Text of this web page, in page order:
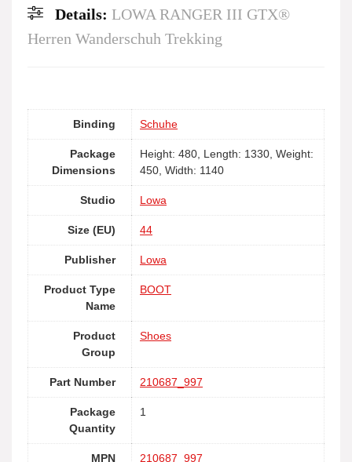
Details: LOWA RANGER III GTX®
Herren Wanderschuh Trekking
Binding Schuhe
Package
Dimensions
Height: 480, Length: 1330, Weight:
450, Width: 1140
Studio Lowa
Size (EU) 44
Publisher Lowa
Product Type
Name
BOOT
Product
Group
Shoes
Part Number 210687_997
Package
Quantity
1
MPN 210687_997